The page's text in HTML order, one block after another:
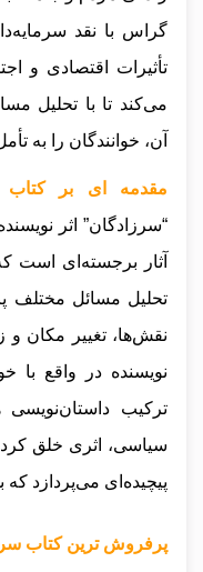
گراس با نقد
تأثیرات اقتصادی و
می‌کند تا با تحلیل
آن، خوانندگان را به
مقدمه ای بر کتاب
“سرزادگان” اثر
آثار برجسته‌ای است
تحلیل مسائل مختلف
نقش‌ها، تغییر مکان و
نویسنده در واقع با
ترکیب داستان‌نویسی
سیاسی، اثری خلق
پیچیده‌ای می‌پردازد
پرفروش ترین کتاب